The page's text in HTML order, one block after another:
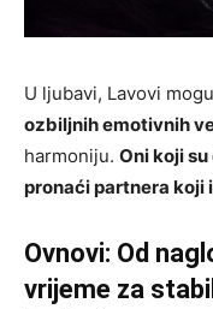
U ljubavi, Lavovi
ozbiljnih emotivnih
harmoniju. Oni koji
pronaći partnera koji
Ovnovi: Od
vrijeme za